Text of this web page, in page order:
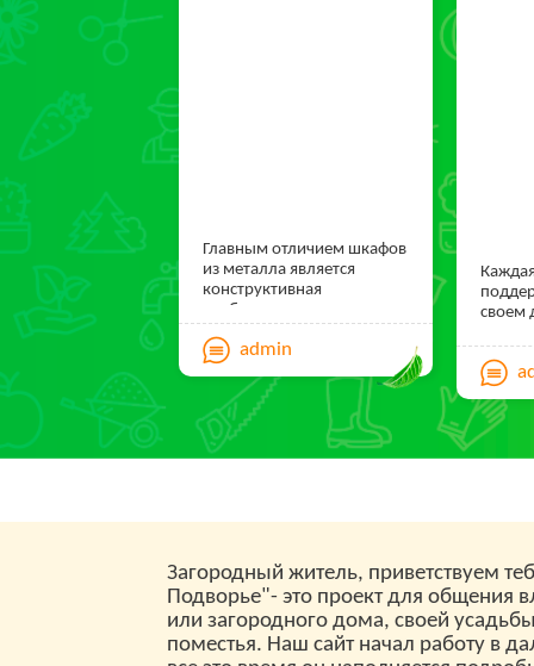
Главным отличием шкафов
из металла является
конструктивная
особенность, надежность,
долговечность.
admin
своем
из
Загородный житель, приветствуем
Подворье"- это проект для общения
или загородного дома, своей
поместья. Наш сайт начал работу в